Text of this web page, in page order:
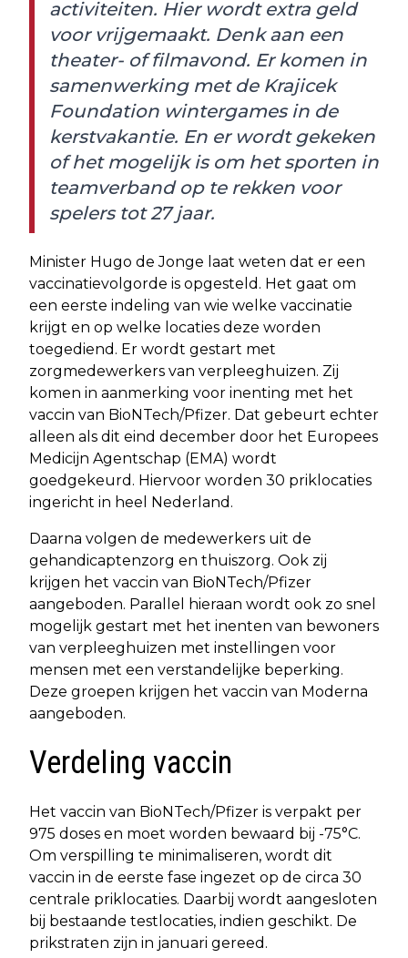
activiteiten. Hier wordt extra geld
voor vrijgemaakt. Denk aan een
theater- of filmavond. Er komen in
samenwerking met de Krajicek
Foundation wintergames in de
kerstvakantie. En er wordt gekeken
of het mogelijk is om het sporten in
teamverband op te rekken voor
spelers tot 27 jaar.
Minister Hugo de Jonge laat weten dat er een
vaccinatievolgorde is opgesteld. Het gaat om
een eerste indeling van wie welke vaccinatie
krijgt en op welke locaties deze worden
toegediend. Er wordt gestart met
zorgmedewerkers van verpleeghuizen. Zij
komen in aanmerking voor inenting met het
vaccin van BioNTech/Pfizer. Dat gebeurt echter
alleen als dit eind december door het Europees
Medicijn Agentschap (EMA) wordt
goedgekeurd. Hiervoor worden 30 priklocaties
ingericht in heel Nederland.
Daarna volgen de medewerkers uit de
gehandicaptenzorg en thuiszorg. Ook zij
krijgen het vaccin van BioNTech/Pfizer
aangeboden. Parallel hieraan wordt ook zo snel
mogelijk gestart met het inenten van bewoners
van verpleeghuizen met instellingen voor
mensen met een verstandelijke beperking.
Deze groepen krijgen het vaccin van Moderna
aangeboden.
Verdeling vaccin
Het vaccin van BioNTech/Pfizer is verpakt per
975 doses en moet worden bewaard bij -75°C.
Om verspilling te minimaliseren, wordt dit
vaccin in de eerste fase ingezet op de circa 30
centrale priklocaties. Daarbij wordt aangesloten
bij bestaande testlocaties, indien geschikt. De
prikstraten zijn in januari gereed.